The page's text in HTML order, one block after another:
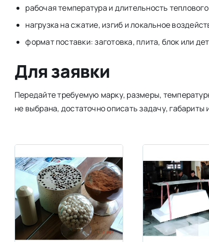
рабочая температура и длительность
нагрузка на сжатие, изгиб и локальное
формат поставки: заготовка, плита, блок или
Для заявки
Передайте требуемую марку, размеры,
не выбрана, достаточно описать задачу,